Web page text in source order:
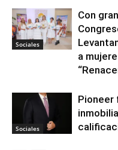
Sociales
Con
a
Sociales
Pioneer